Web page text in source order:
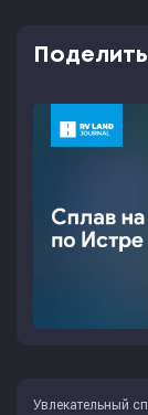
Увлекательный